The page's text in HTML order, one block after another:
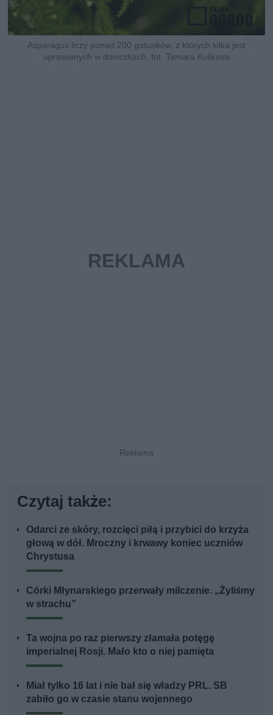
Asparagus liczy ponad 200 gatunków, z których kilka jest
uprawianych w doniczkach, fot. Tamara Kulikova
Czytaj także:
Odarci ze skóry, rozcięci piłą i przybici do krzyża
głową w dół. Mroczny i krwawy koniec uczniów
Chrystusa
Córki Młynarskiego przerwały milczenie. „Żyliśmy
w strachu”
Ta wojna po raz pierwszy złamała potęgę
imperialnej Rosji. Mało kto o niej pamięta
Miał tylko 16 lat i nie bał się władzy PRL. SB
zabiło go w czasie stanu wojennego